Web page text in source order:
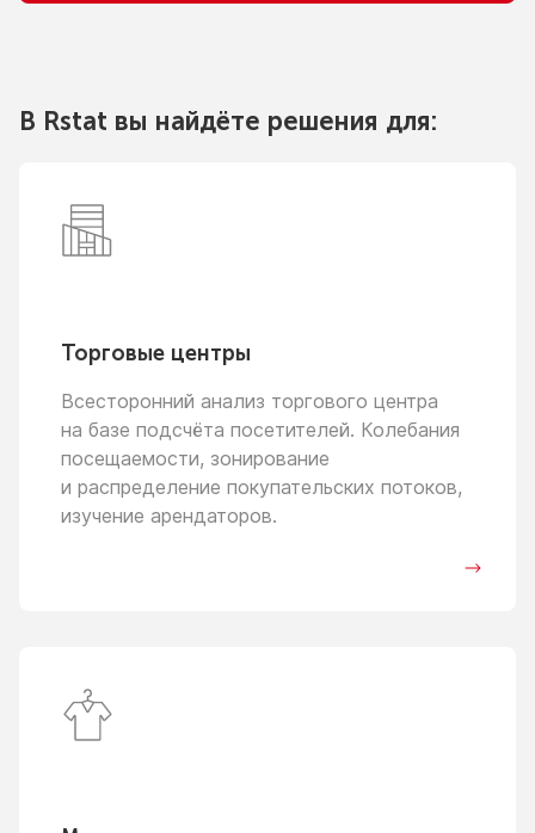
В Rstat вы найдёте решения для:
Торговые центры
Всесторонний анализ торгового центра
на базе подсчёта посетителей. Колебания
посещаемости, зонирование
и распределение покупательских потоков,
изучение арендаторов.